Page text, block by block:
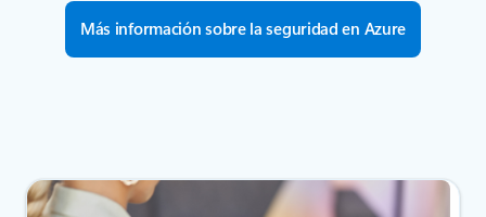
Más información sobre la seguridad en Azure